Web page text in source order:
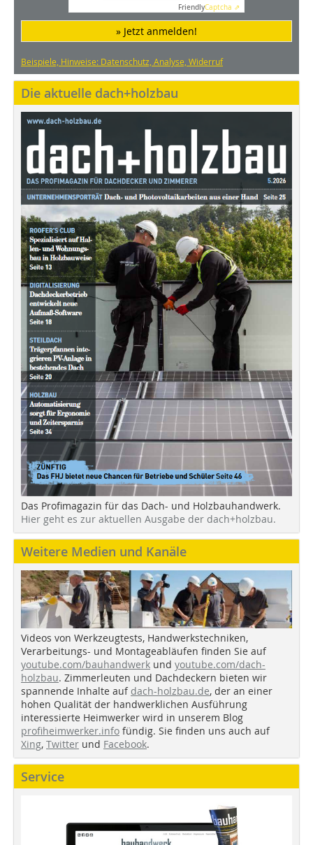
FriendlyCaptcha ⇗
» Jetzt anmelden!
Beispiele, Hinweise: Datenschutz, Analyse, Widerruf
Die aktuelle dach+holzbau
Das Profimagazin für das Dach- und Holzbauhandwerk.
Hier geht es zur aktuellen Ausgabe der dach+holzbau.
Weitere Medien und Kanäle
Videos von Werkzeugtests, Handwerkstechniken,
Verarbeitungs- und Montageabläufen finden Sie auf
youtube.com/bauhandwerk und youtube.com/dach-
holzbau. Zimmerleuten und Dachdeckern bieten wir
spannende Inhalte auf dach-holzbau.de, der an einer
hohen Qualität der handwerklichen Ausführung
interessierte Heimwerker wird in unserem Blog
profiheimwerker.info fündig. Sie finden uns auch auf
Xing, Twitter und Facebook.
Service